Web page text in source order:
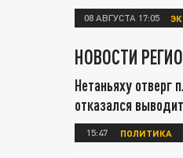
08 АВГУСТА 17:05
НОВОСТИ
Нетаньяху отверг
отказался
15:47 ПОЛИТИКА